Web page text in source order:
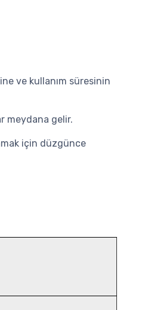
ve kullanım süresinin
meydana gelir.
için düzgünce